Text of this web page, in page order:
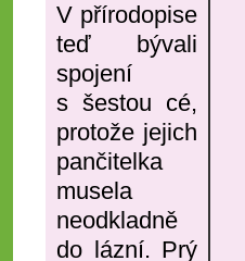
V přírodopise
teď bývali
spojení
s šestou cé,
protože jejich
pančitelka
musela
neodkladně
do lázní. Prý